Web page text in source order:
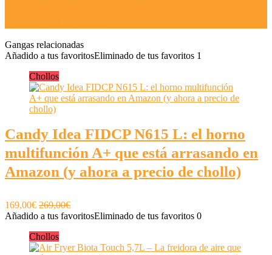
Gangas relacionadas
Añadido a tus favoritosEliminado de tus favoritos 1
Chollos
Candy Idea FIDCP N615 L: el horno
multifunción A+ que está arrasando en
Amazon (y ahora a precio de chollo)
169,00€ 269,00€
Añadido a tus favoritosEliminado de tus favoritos 0
Chollos